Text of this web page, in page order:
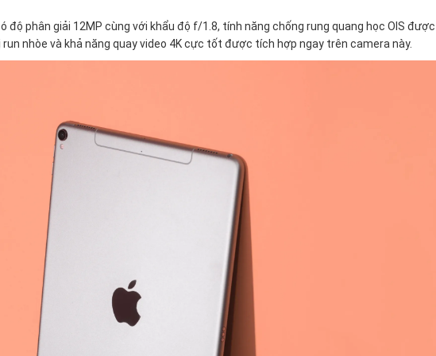
độ phân giải 12MP cùng với khẩu độ f/1.8, tính năng chống rung quang học OIS
nhòe và khả năng quay video 4K cực tốt được tích hợp ngay trên camera này.